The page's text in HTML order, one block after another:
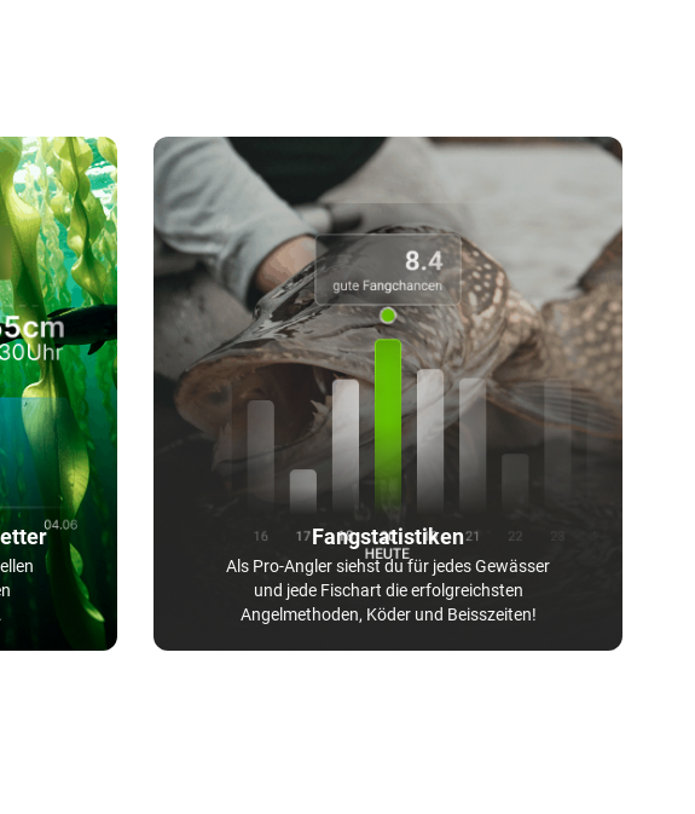
Fangstatistiken
Als Pro-Angler siehst du für jedes Gewässer
und jede Fischart die erfolgreichsten
Angelmethoden, Köder und Beisszeiten!